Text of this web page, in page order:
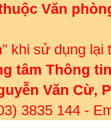
Văn
" khi sử dụng lại
tâm Thông
Văn Cừ,
3835 144 -